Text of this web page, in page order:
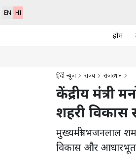
EN HI
होम
हिंदी न्यूज़ राज्य राजस्थान
केंद्रीय मंत्री
शहरी विकास
मुख्यमंत्री भजनलाल
विकास और आधारभूत